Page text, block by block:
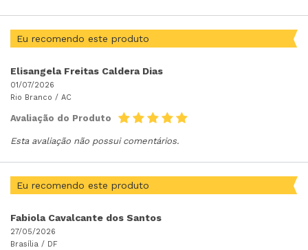
Eu recomendo este produto
Elisangela Freitas Caldera Dias
01/07/2026
Rio Branco / AC
Avaliação do Produto
Esta avaliação não possui comentários.
Eu recomendo este produto
Fabiola Cavalcante dos Santos
27/05/2026
Brasília / DF